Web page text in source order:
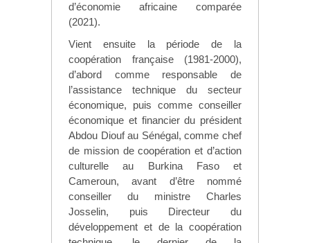
d’économie africaine comparée
(2021).
Vient ensuite la période de la
coopération française (1981-2000),
d’abord comme responsable de
l’assistance technique du secteur
économique, puis comme conseiller
économique et financier du président
Abdou Diouf au Sénégal, comme chef
de mission de coopération et d’action
culturelle au Burkina Faso et
Cameroun, avant d’être nommé
conseiller du ministre Charles
Josselin, puis Directeur du
développement et de la coopération